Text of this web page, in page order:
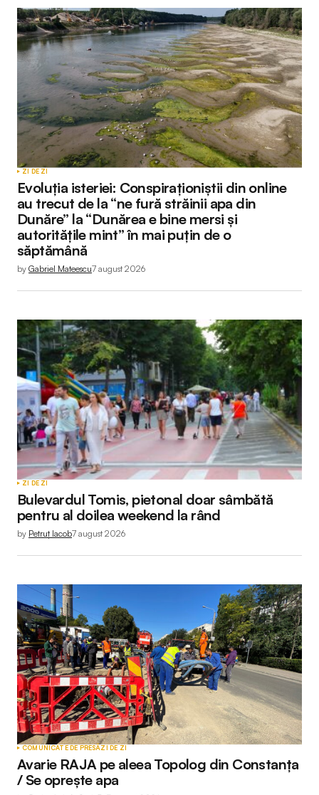
ZI DE ZI
Evoluția isteriei: Conspiraționiștii din online
au trecut de la “ne fură străinii apa din
Dunăre” la “Dunărea e bine mersi și
autoritățile mint” în mai puțin de o
săptămână
by Gabriel Mateescu7 august 2026
ZI DE ZI
Bulevardul Tomis, pietonal doar sâmbătă
pentru al doilea weekend la rând
by Petruț Iacob7 august 2026
COMUNICATE DE PRESĂZI DE ZI
Avarie RAJA pe aleea Topolog din Constanța
/ Se oprește apa